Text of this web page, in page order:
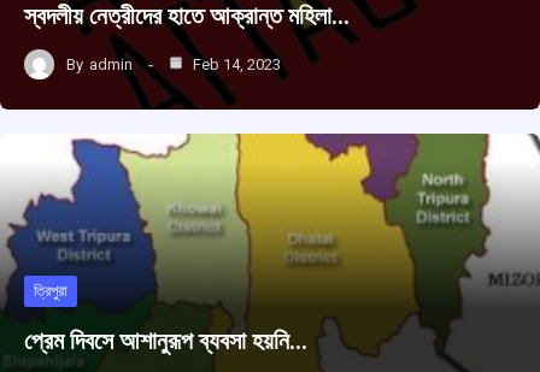
স্বদলীয় নেত্রীদের হাতে আক্রান্ত মহিলা…
By admin Feb 14, 2023
ত্রিপুরা
প্রেম দিবসে আশানুরূপ ব্যবসা হয়নি…